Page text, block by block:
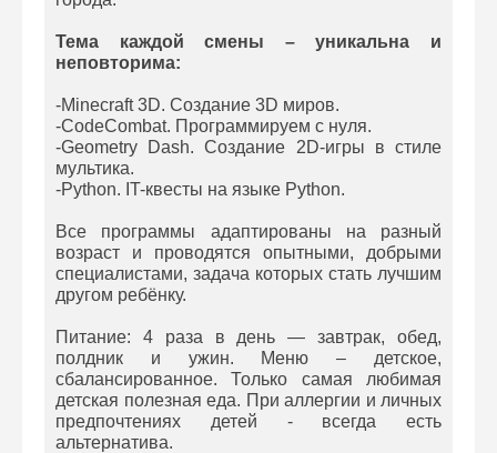
Тема каждой смены – уникальна и
неповторима:
-Minecraft 3D. Создание 3D миров.
-CodeCombat. Программируем с нуля.
-Geometry Dash. Создание 2D-игры в стиле
мультика.
-Python. IT-квесты на языке Python.
Все программы адаптированы на разный
возраст и проводятся опытными, добрыми
специалистами, задача которых стать лучшим
другом ребёнку.
Питание: 4 раза в день — завтрак, обед,
полдник и ужин. Меню – детское,
сбалансированное. Только самая любимая
детская полезная еда. При аллергии и личных
предпочтениях детей - всегда есть
альтернатива.